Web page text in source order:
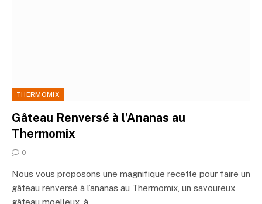
THERMOMIX
Gâteau Renversé à l’Ananas au
Thermomix
0
Nous vous proposons une magnifique recette pour faire un
gâteau renversé à l’ananas au Thermomix, un savoureux
gâteau moelleux, à…